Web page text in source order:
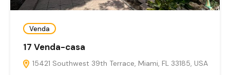
Venda
17 Venda-casa
15421 Southwest 39th Terrace, Miami, FL 33185, USA